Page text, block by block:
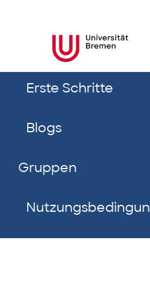
Erste Schritte
Blogs
Gruppen